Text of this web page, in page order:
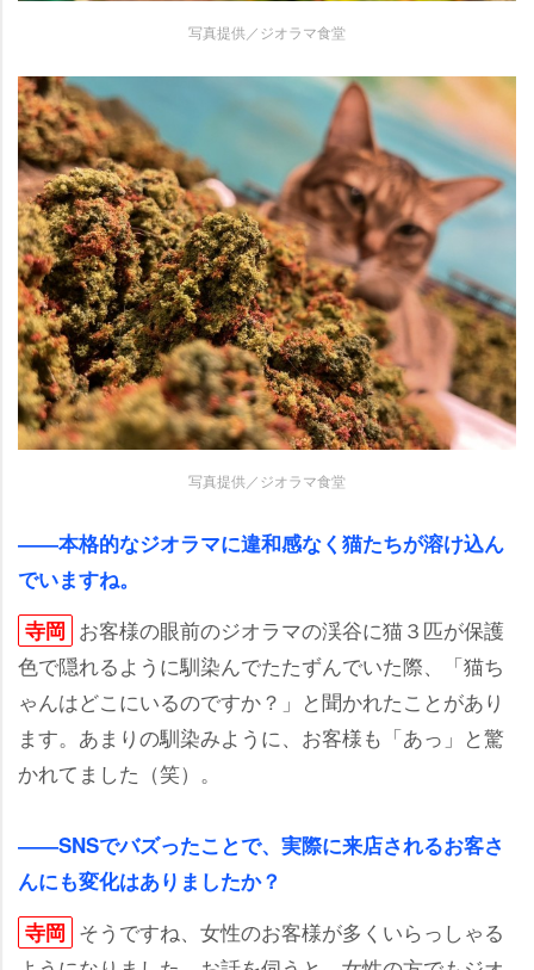
写真提供／ジオラマ食堂
写真提供／ジオラマ食堂
――本格的なジオラマに違和感なく猫たちが溶け込ん
でいますね。
寺岡 お客様の眼前のジオラマの渓谷に猫３匹が保護
色で隠れるように馴染んでたたずんでいた際、「猫ち
ゃんはどこにいるのですか？」と聞かれたことがあり
ます。あまりの馴染みように、お客様も「あっ」と驚
かれてました（笑）。
――SNSでバズったことで、実際に来店されるお客さ
んにも変化はありましたか？
寺岡 そうですね、女性のお客様が多くいらっしゃる